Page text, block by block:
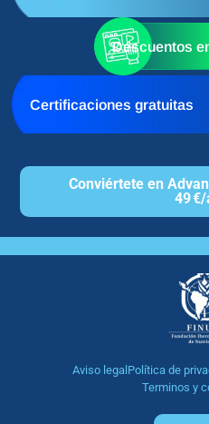
Descuentos
Certificaciones gratuitas
Conviértete en
49
Aviso legal Política de
Terminos y